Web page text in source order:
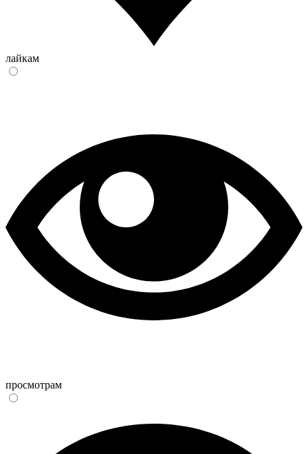
лайкам
просмотрам